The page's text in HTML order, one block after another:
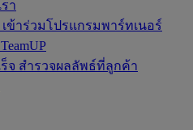
า
เข้าร่วมโปรแกรมพาร์ทเนอร์
จ สำรวจผลลัพธ์ที่ลูกค้า